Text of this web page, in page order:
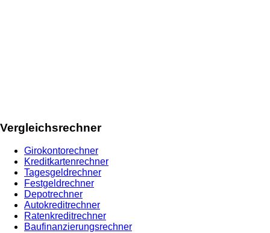
Vergleichsrechner
Girokontorechner
Kreditkartenrechner
Tagesgeldrechner
Festgeldrechner
Depotrechner
Autokreditrechner
Ratenkreditrechner
Baufinanzierungsrechner